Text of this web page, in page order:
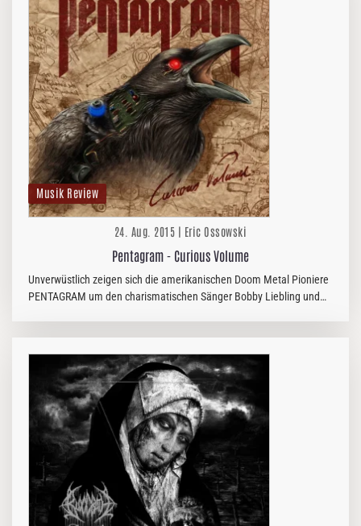
Musik Review
24. Aug. 2015 | Eric Ossowski
Pentagram - Curious Volume
Unverwüstlich zeigen sich die amerikanischen Doom Metal Pioniere
PENTAGRAM um den charismatischen Sänger Bobby Liebling und